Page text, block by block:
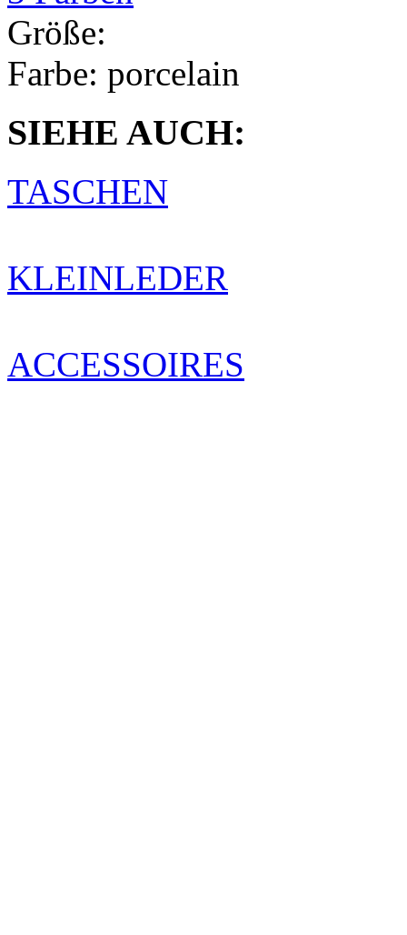
Größe:
Farbe: porcelain
SIEHE AUCH:
TASCHEN
KLEINLEDER
ACCESSOIRES